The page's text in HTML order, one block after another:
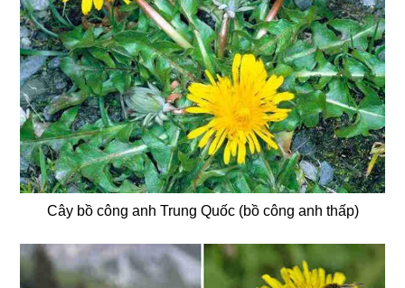
Cây bồ công anh Trung Quốc (bồ công anh thấp)